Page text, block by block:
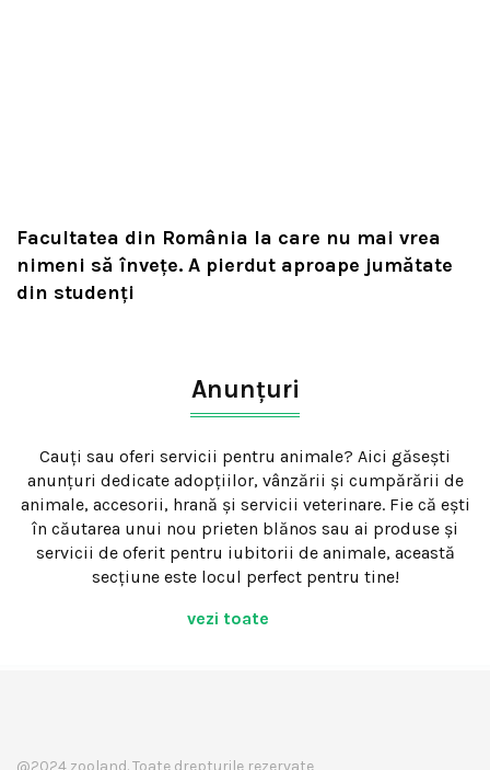
Facultatea din România la care nu mai vrea
nimeni să înveţe. A pierdut aproape jumătate
din studenţi
Anunțuri
Cauți sau oferi servicii pentru animale? Aici găsești
anunțuri dedicate adopțiilor, vânzării și cumpărării de
animale, accesorii, hrană și servicii veterinare. Fie că ești
în căutarea unui nou prieten blănos sau ai produse și
servicii de oferit pentru iubitorii de animale, această
secțiune este locul perfect pentru tine!
vezi toate